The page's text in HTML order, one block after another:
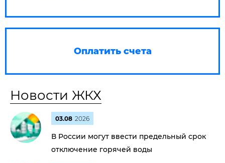
Оплатить счета
Новости ЖКХ
03.08 2026
В России могут ввести предельный срок
отключение горячей воды